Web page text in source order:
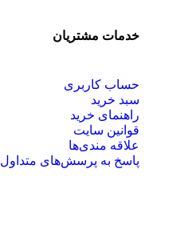
خدمات مشتریان
حساب کاربری
سبد خرید
راهنمای خرید
قوانین سایت
علاقه مندی‌ها
پاسخ به پرسش‌های متداول